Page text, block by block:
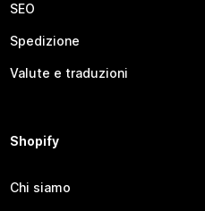
SEO
Spedizione
Valute e traduzioni
Shopify
Chi siamo